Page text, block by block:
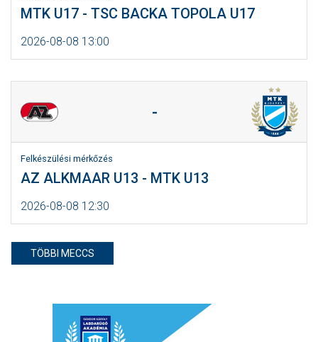
MTK U17 - TSC BACKA TOPOLA U17
2026-08-08 13:00
-
Felkészülési mérkőzés
AZ ALKMAAR U13 - MTK U13
2026-08-08 12:30
TÖBBI MECCS